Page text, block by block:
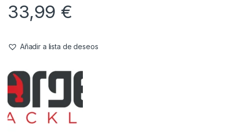
33,99 €
Añadir a lista de deseos